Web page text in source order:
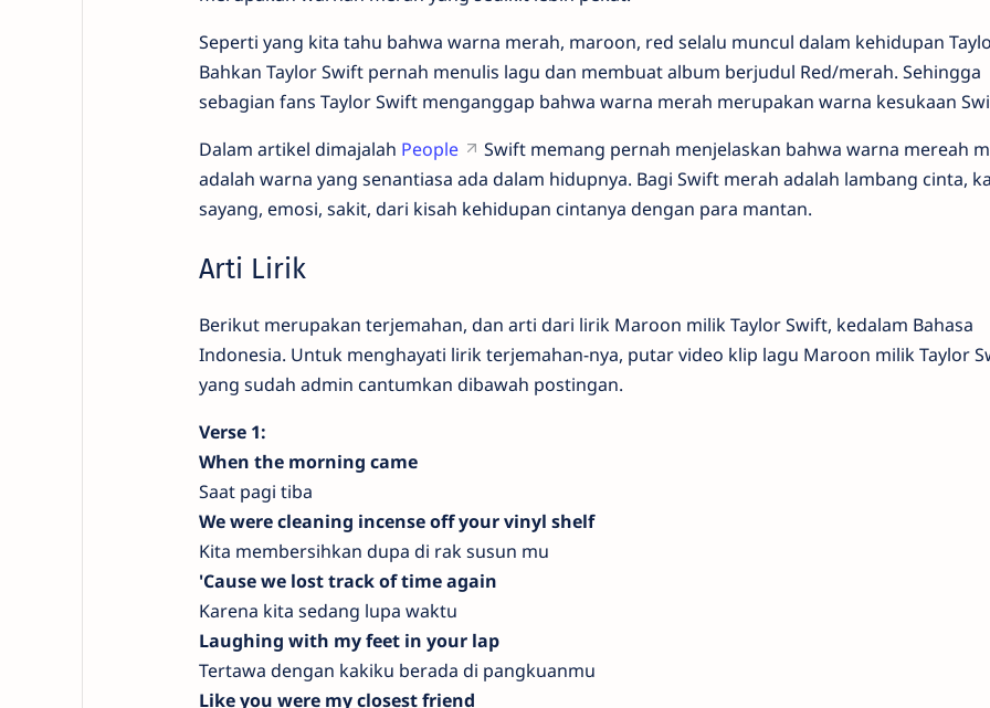
Seperti yang kita tahu bahwa warna merah, maroon, red selalu muncul dalam kehidupan
Bahkan Taylor Swift pernah menulis lagu dan membuat album berjudul Red/merah. Sehingga
sebagian fans Taylor Swift menganggap bahwa warna merah merupakan warna kesukaan
Dalam artikel dimajalah People
Swift memang pernah menjelaskan bahwa warna mereah
adalah warna yang senantiasa ada dalam hidupnya. Bagi Swift merah adalah lambang cinta,
sayang, emosi, sakit, dari kisah kehidupan cintanya dengan para mantan.
Arti Lirik
Berikut merupakan terjemahan, dan arti dari lirik Maroon milik Taylor Swift, kedalam Bahasa
Indonesia. Untuk menghayati lirik terjemahan-nya, putar video klip lagu Maroon milik Taylor
yang sudah admin cantumkan dibawah postingan.
Verse 1:
When the morning came
Saat pagi tiba
We were cleaning incense off your vinyl shelf
Kita membersihkan dupa di rak susun mu
'Cause we lost track of time again
Karena kita sedang lupa waktu
Laughing with my feet in your lap
Tertawa dengan kakiku berada di pangkuanmu
Like you were my closest friend